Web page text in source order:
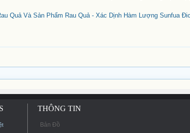
Quả Và Sản Phẩm Rau Quả - Xác Dịnh Hàm Lượng Sunfua
THÔNG TIN
Bản Đồ